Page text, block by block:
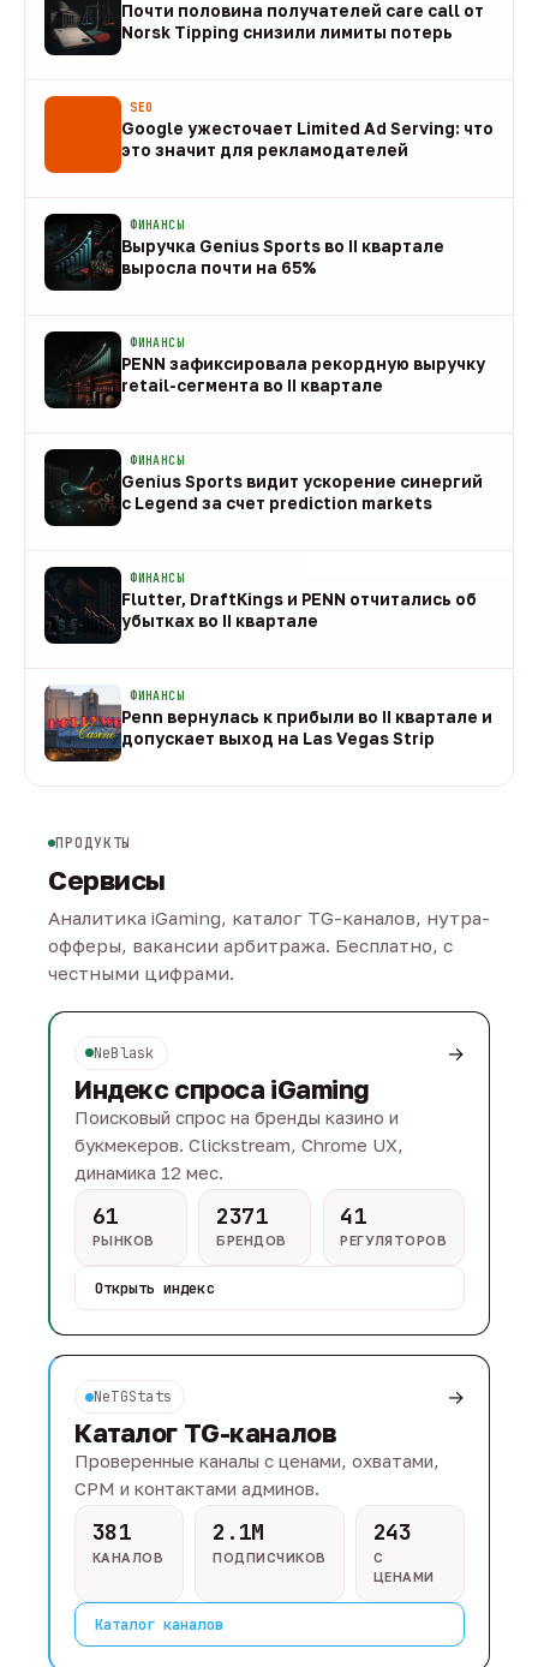
Почти половина получателей care call от
Norsk Tipping снизили лимиты потерь
SEO
Google ужесточает Limited Ad Serving: что
это значит для рекламодателей
ФИНАНСЫ
Выручка Genius Sports во II квартале
выросла почти на 65%
ФИНАНСЫ
PENN зафиксировала рекордную выручку
retail-сегмента во II квартале
ФИНАНСЫ
Genius Sports видит ускорение синергий
с Legend за счет prediction markets
ФИНАНСЫ
Flutter, DraftKings и PENN отчитались об
убытках во II квартале
ФИНАНСЫ
Penn вернулась к прибыли во II квартале и
допускает выход на Las Vegas Strip
ПРОДУКТЫ
Сервисы
Аналитика iGaming, каталог TG-каналов, нутра-
офферы, вакансии арбитража. Бесплатно, с
честными цифрами.
NeBlask →
Индекс спроса iGaming
Поисковый спрос на бренды казино и
букмекеров. Clickstream, Chrome UX,
динамика 12 мес.
61
РЫНКОВ
2371
БРЕНДОВ
41
РЕГУЛЯТОРОВ
Открыть индекс
NeTGStats →
Каталог TG-каналов
Проверенные каналы с ценами, охватами,
CPM и контактами админов.
381
КАНАЛОВ
2.1M
ПОДПИСЧИКОВ
243
С
ЦЕНАМИ
Каталог каналов